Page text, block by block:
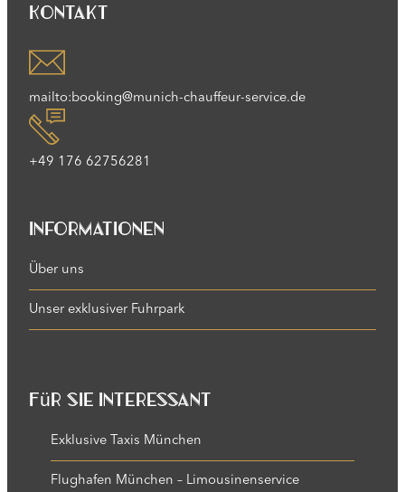
Kontakt
mailto:booking@munich-chauffeur-service.de
+49 176 62756281
Informationen
Über uns
Unser exklusiver Fuhrpark
Für Sie interessant
Exklusive Taxis München
Flughafen München – Limousinenservice